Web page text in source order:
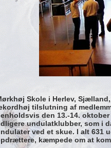
Skole i Herlev,
tilslutning af
den 13.-14.
undulatklubber, som i
ved et skue. I alt 631
kæmpede om at